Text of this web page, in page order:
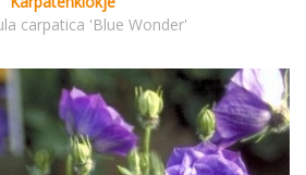
carpatica 'Blue Wonder'